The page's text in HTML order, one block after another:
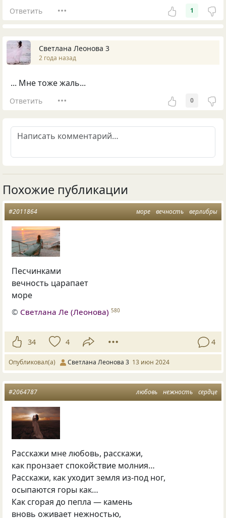
Ответить 1
Светлана Леонова 3
2 года назад
... Мне тоже жаль...
Ответить 0
Похожие публикации
море вечность верлибры
#2011864
Песчинками
вечность царапает
море
© Светлана Ле (Леонова) 580
34 4 4
Опубликовал(а) Светлана Леонова 3 13 июн 2024
любовь нежность сердце
#2064787
Расскажи мне любовь, расскажи,
как пронзает спокойствие молния…
Расскажи, как уходит земля из-под ног,
осыпаются горы как…
Как сгорая до пепла — камень
вновь оживает нежностью,